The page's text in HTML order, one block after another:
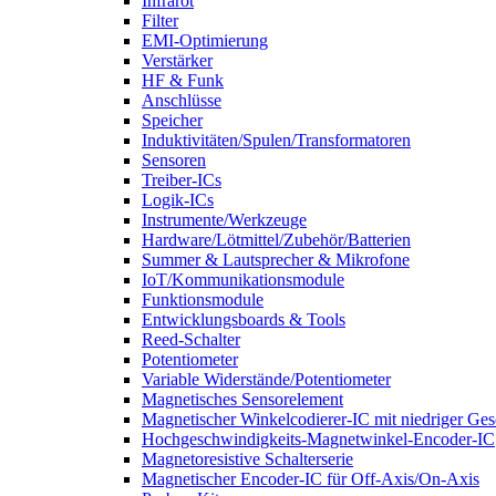
Filter
EMI-Optimierung
Verstärker
HF & Funk
Anschlüsse
Speicher
Induktivitäten/Spulen/Transformatoren
Sensoren
Treiber-ICs
Logik-ICs
Instrumente/Werkzeuge
Hardware/Lötmittel/Zubehör/Batterien
Summer & Lautsprecher & Mikrofone
IoT/Kommunikationsmodule
Funktionsmodule
Entwicklungsboards & Tools
Reed-Schalter
Potentiometer
Variable Widerstände/Potentiometer
Magnetisches Sensorelement
Magnetischer Winkelcodierer-IC mit niedriger
Hochgeschwindigkeits-Magnetwinkel-Encoder-IC
Magnetoresistive Schalterserie
Magnetischer Encoder-IC für Off-Axis/On-Axis